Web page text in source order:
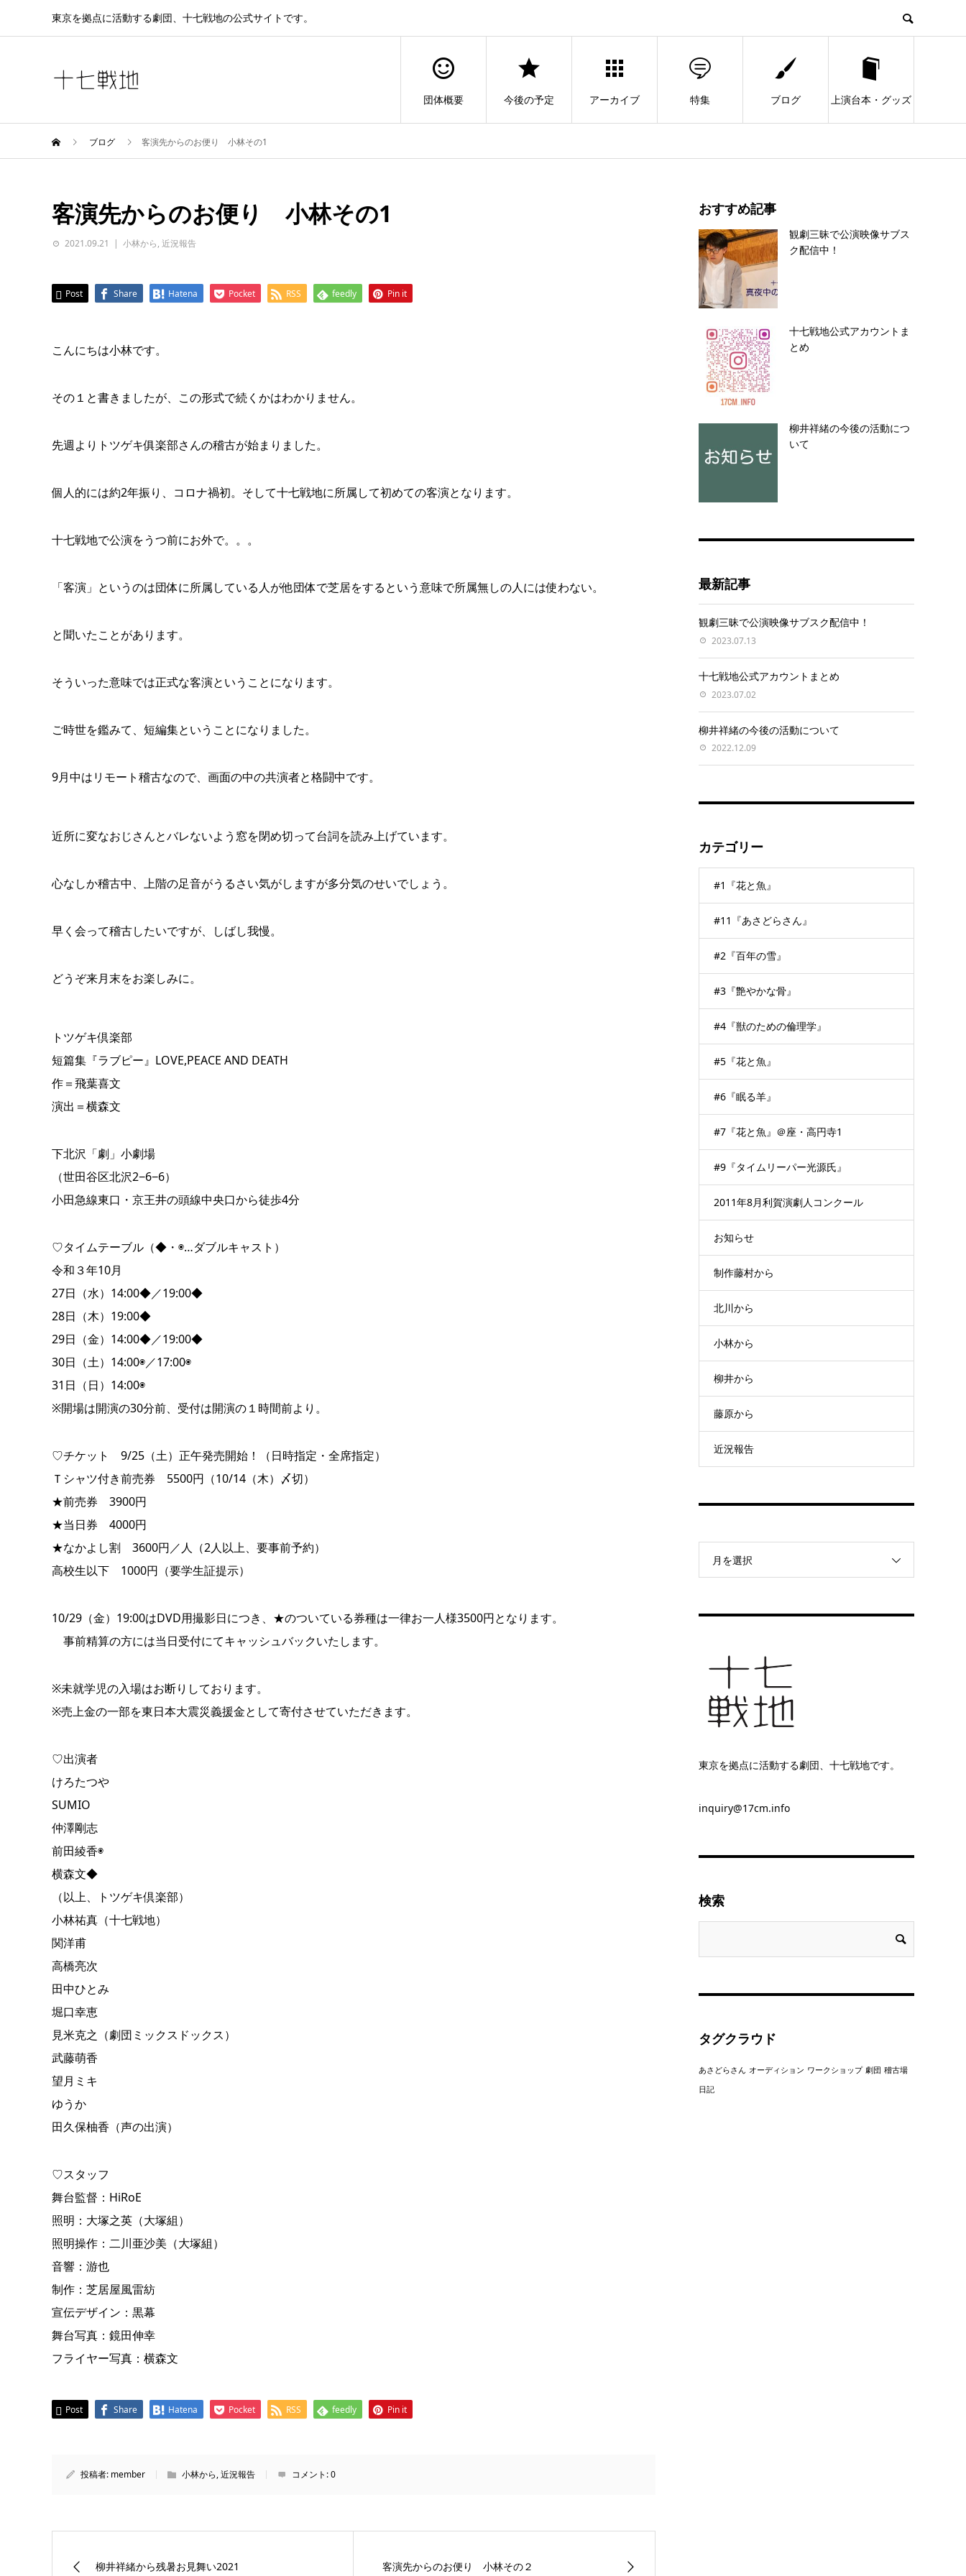
東京を拠点に活動する劇団、十七戦地の公式サイトです。
団体概要 今後の予定 アーカイブ 特集 ブログ 上演台本・グッズ
ブログ 客演先からのお便り 小林その1
客演先からのお便り 小林その1
2021.09.21 小林から, 近況報告
Post Share Hatena Pocket RSS feedly Pin it
こんにちは小林です。
その１と書きましたが、この形式で続くかはわかりません。
先週よりトツゲキ俱楽部さんの稽古が始まりました。
個人的には約2年振り、コロナ禍初。そして十七戦地に所属して初めての客演となります。
十七戦地で公演をうつ前にお外で。。。
「客演」というのは団体に所属している人が他団体で芝居をするという意味で所属無しの人には使わない。
と聞いたことがあります。
そういった意味では正式な客演ということになります。
ご時世を鑑みて、短編集ということになりました。
9月中はリモート稽古なので、画面の中の共演者と格闘中です。
近所に変なおじさんとバレないよう窓を閉め切って台詞を読み上げています。
心なしか稽古中、上階の足音がうるさい気がしますが多分気のせいでしょう。
早く会って稽古したいですが、しばし我慢。
どうぞ来月末をお楽しみに。
トツゲキ倶楽部
短篇集『ラブピー』LOVE,PEACE AND DEATH
作＝飛葉喜文
演出＝横森文
下北沢「劇」小劇場
（世田谷区北沢2−6−6）
小田急線東口・京王井の頭線中央口から徒歩4分
♡タイムテーブル（◆・◉…ダブルキャスト）
令和３年10月
27日（水）14:00◆／19:00◆
28日（木）19:00◆
29日（金）14:00◆／19:00◆
30日（土）14:00◉／17:00◉
31日（日）14:00◉
※開場は開演の30分前、受付は開演の１時間前より。
♡チケット 9/25（土）正午発売開始！（日時指定・全席指定）
Ｔシャツ付き前売券 5500円（10/14（木）〆切）
★前売券 3900円
★当日券 4000円
★なかよし割 3600円／人（2人以上、要事前予約）
高校生以下 1000円（要学生証提示）
10/29（金）19:00はDVD用撮影日につき、★のついている券種は一律お一人様3500円となります。
事前精算の方には当日受付にてキャッシュバックいたします。
※未就学児の入場はお断りしております。
※売上金の一部を東日本大震災義援金として寄付させていただきます。
♡出演者
けろたつや
SUMIO
仲澤剛志
前田綾香◉
横森文◆
（以上、トツゲキ倶楽部）
小林祐真（十七戦地）
関洋甫
高橋亮次
田中ひとみ
堀口幸恵
見米克之（劇団ミックスドックス）
武藤萌香
望月ミキ
ゆうか
田久保柚香（声の出演）
♡スタッフ
舞台監督：HiRoE
照明：大塚之英（大塚組）
照明操作：二川亜沙美（大塚組）
音響：游也
制作：芝居屋風雷紡
宣伝デザイン：黒幕
舞台写真：鏡田伸幸
フライヤー写真：横森文
Post Share Hatena Pocket RSS feedly Pin it
投稿者: member 小林から,近況報告 コメント:0
柳井祥緒から残暑お見舞い2021 客演先からのお便り 小林その２
おすすめ記事
観劇三昧で公演映像サブス
ク配信中！
十七戦地公式アカウントま
とめ
柳井祥緒の今後の活動につ
いて
最新記事
観劇三昧で公演映像サブスク配信中！
2023.07.13
十七戦地公式アカウントまとめ
2023.07.02
柳井祥緒の今後の活動について
2022.12.09
カテゴリー
#1『花と魚』
#11『あさどらさん』
#2『百年の雪』
#3『艶やかな骨』
#4『獣のための倫理学』
#5『花と魚』
#6『眠る羊』
#7『花と魚』＠座・高円寺1
#9『タイムリーパー光源氏』
2011年8月利賀演劇人コンクール
お知らせ
制作藤村から
北川から
小林から
柳井から
藤原から
近況報告
月を選択
東京を拠点に活動する劇団、十七戦地です。
inquiry@17cm.info
検索
タグクラウド
あさどらさん オーディション ワークショップ 劇団 稽古場
日記